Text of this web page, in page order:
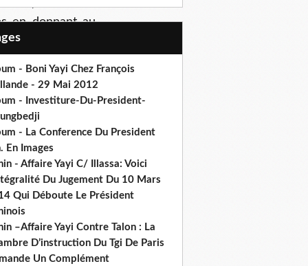
les autres
en donnant au
des races,
distiller son
des politiques
n’était qu’un
pourrait
(The Mismeasure
- Boni Yayi Chez François
- 29 Mai 2012
- Investiture-Du-President-
- La Conference Du President
En Images
- Affaire Yayi C/ Illassa: Voici
Du Jugement Du 10 Mars
Qui Déboute Le Président
–Affaire Yayi Contre Talon : La
D’instruction Du Tgi De Paris
Un Complément